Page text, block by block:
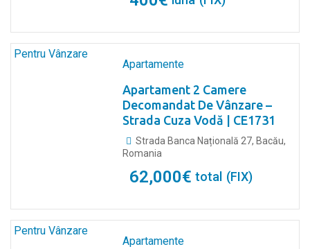
Pentru Vânzare
Apartamente
Apartament 2 Camere
Decomandat De Vânzare –
Strada Cuza Vodă | CE1731
Strada Banca Națională 27, Bacău,
Romania
62,000€ total (FIX)
Pentru Vânzare
Apartamente